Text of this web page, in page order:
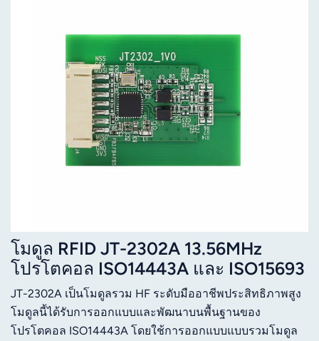
โมดูล RFID JT-2302A 13.56MHz
โปรโตคอล ISO14443A และ ISO15693
JT-2302A เป็นโมดูลรวม HF ระดับมืออาชีพประสิทธิภาพสูง
โมดูลนี้ได้รับการออกแบบและพัฒนาบนพื้นฐานของ
โปรโตคอล ISO14443A โดยใช้การออกแบบแบบรวมโมดูล